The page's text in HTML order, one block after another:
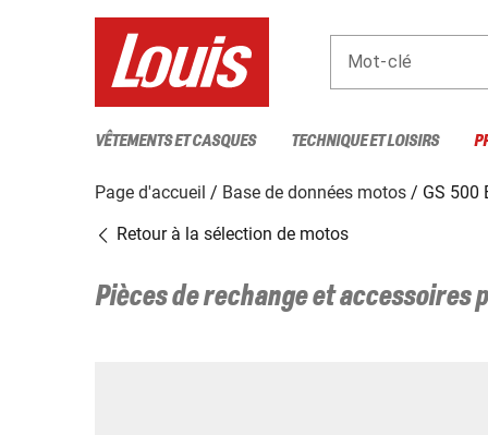
Mot-clé
VÊTEMENTS ET CASQUES TECHNIQUE ET LOISIRS
Page d'accueil Base de données motos
GS 500
Retour à la sélection de motos
Pièces de rechange et accessoires